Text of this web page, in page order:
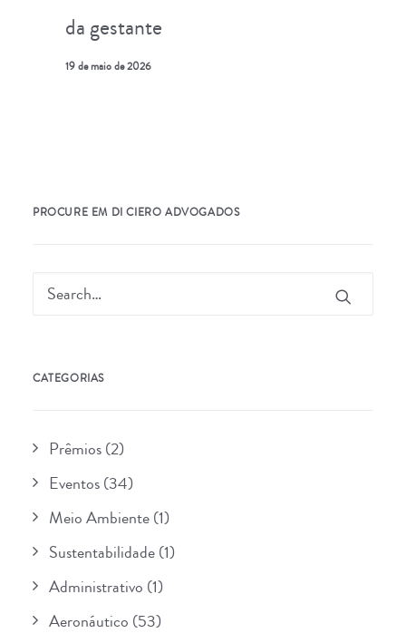
da gestante
19 de maio de 2026
PROCURE EM DI CIERO ADVOGADOS
CATEGORIAS
Prêmios(2)
Eventos(34)
Meio Ambiente(1)
Sustentabilidade(1)
Administrativo (1)
Aeronáutico (53)